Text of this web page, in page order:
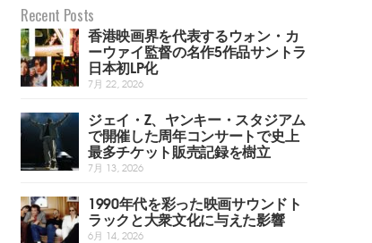
Recent Posts
香港映画界を代表するウォン・カ
ーウァイ監督の名作5作品サントラ
日本初LP化
7月 22, 2026
ジェイ・Z、ヤンキー・スタジアム
で開催した周年コンサートで史上
最多チケット販売記録を樹立
7月 13, 2026
1990年代を彩った映画サウンドト
ラックと大衆文化に与えた影響
6月 14, 2026